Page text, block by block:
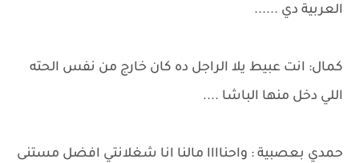
العربية دي ......
كمال: انت عبيط يلا الراجل ده كان خارج من نفس الحته
اللي دخل منها الباشا ....
حمدي بعصبية : واحناااا مالنا انا شغلانتي افضل مستنى